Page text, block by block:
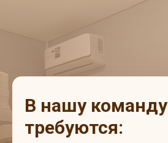
В нашу команду
требуются: